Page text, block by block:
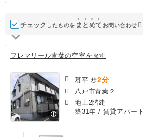
チェック したものを ま と めて お問い合わせ
フレマリール青葉の空室を探す
蟇平 歩2分
八戸市青葉２
地上2階建
築31年 / 賃貸アパート